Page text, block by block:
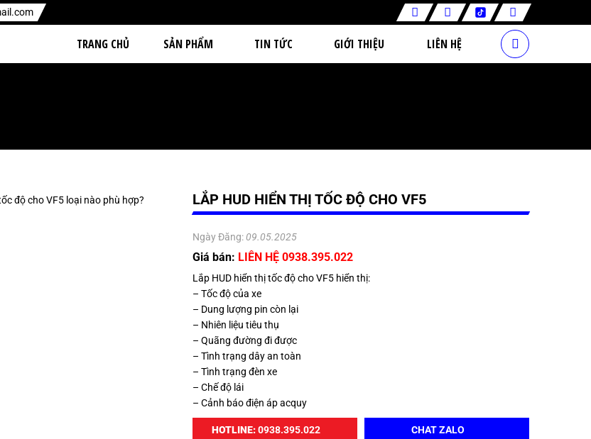
TRANG CHỦ SẢN PHẨM TIN TỨC GIỚI THIỆU LIÊN HỆ
LẮP HUD HIỂN THỊ TỐC ĐỘ CHO VF5
Ngày Đăng:09.05.2025
Giá bán: LIÊN HỆ 0938.395.022
Lắp HUD hiển thị tốc độ cho VF5 hiển thị:
– Tốc độ của xe
– Dung lượng pin còn lại
– Nhiên liệu tiêu thụ
– Quãng đường đi được
– Tình trạng dây an toàn
– Tình trạng đèn xe
– Chế độ lái
– Cảnh báo điện áp acquy
HOTLINE:0938.395.022 CHAT ZALO